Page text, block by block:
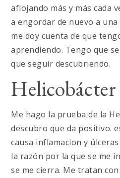
aflojando más y más cada
a engordar de nuevo a
me doy cuenta de que
aprendiendo. Tengo que
que seguir descubriendo.
Me hago la prueba de la
descubro que da positivo.
causa inflamacion y
la razón por la que se me
se me cierra. Me tratan